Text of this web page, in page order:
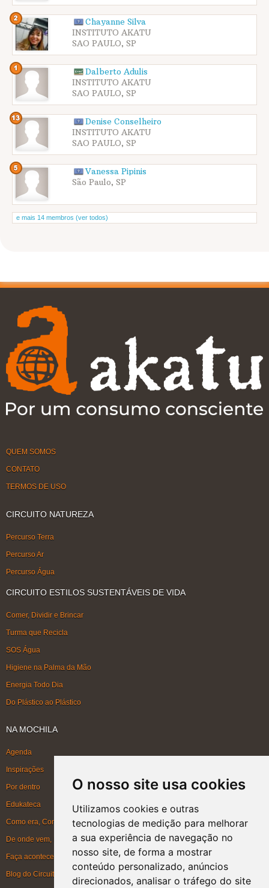
O nosso site usa cookies
Utilizamos cookies e outras
tecnologias de medição para melhorar
a sua experiência de navegação no
nosso site, de forma a mostrar
conteúdo personalizado, anúncios
direcionados, analisar o tráfego do site
Chayanne Silva
INSTITUTO AKATU
SAO PAULO, SP
Dalberto Adulis
INSTITUTO AKATU
SAO PAULO, SP
Denise Conselheiro
INSTITUTO AKATU
SAO PAULO, SP
Vanessa Pipinis
São Paulo, SP
e mais 14 membros (ver todos)
QUEM SOMOS
CONTATO
TERMOS DE USO
CIRCUITO NATUREZA
Percurso Terra
Percurso Ar
Percurso Água
CIRCUITO ESTILOS SUSTENTÁVEIS DE VIDA
Comer, Dividir e Brincar
Turma que Recicla
SOS Água
Higiene na Palma da Mão
Energia Todo Dia
Do Plástico ao Plástico
NA MOCHILA
Agenda
Inspirações
Por dentro
Edukateca
Como era, Como ficou, Como será
De onde vem, Para onde vai
Faça acontecer
Blog do Circuito